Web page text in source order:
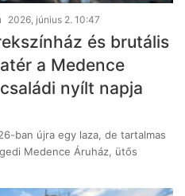
2026, június 2. 10:47
és brutális
a Medence
nyílt napja
ban újra egy laza, de tartalmas
Medence Áruház, ütős